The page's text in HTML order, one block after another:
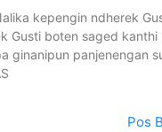
kepengin ndherek
Gusti boten saged kanthi
ginanipun panjenengan
Pos